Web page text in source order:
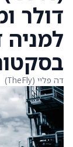
דולר
למניה
דה פליי (TheFly)